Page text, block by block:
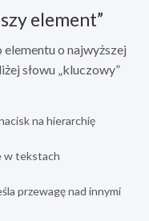
element”
o najwyższej
słowu „kluczowy”
na hierarchię
w tekstach
przewagę nad innymi